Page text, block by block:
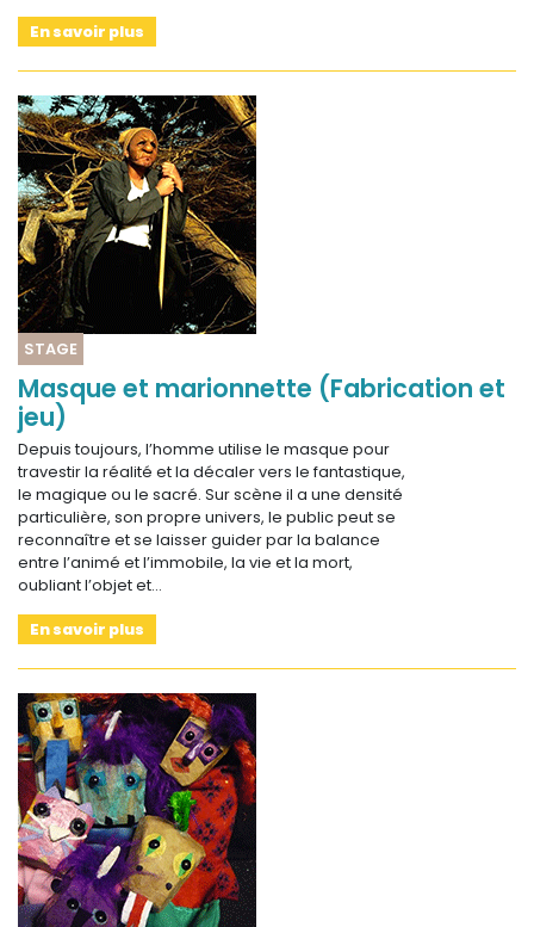
En savoir plus
STAGE
Masque et marionnette (Fabrication et
jeu)
Depuis toujours, l’homme utilise le masque pour
travestir la réalité et la décaler vers le fantastique,
le magique ou le sacré. Sur scène il a une densité
particulière, son propre univers, le public peut se
reconnaître et se laisser guider par la balance
entre l’animé et l’immobile, la vie et la mort,
oubliant l’objet et…
En savoir plus